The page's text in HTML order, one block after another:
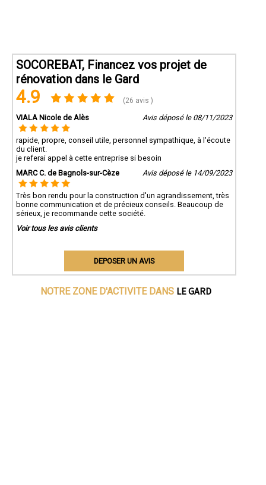
SOCOREBAT, Financez vos projet de
rénovation dans le Gard
4.9 (26 avis )
VIALA Nicole de Alès Avis déposé le 08/11/2023
rapide, propre, conseil utile, personnel sympathique, à l'écoute
du client.
je referai appel à cette entreprise si besoin
MARC C. de Bagnols-sur-Cèze
Avis déposé le 14/09/2023
Très bon rendu pour la construction d'un agrandissement, très
bonne communication et de précieux conseils. Beaucoup de
sérieux, je recommande cette société.
Voir tous les avis clients
DEPOSER UN AVIS
NOTRE ZONE D'ACTIVITE DANS LE GARD